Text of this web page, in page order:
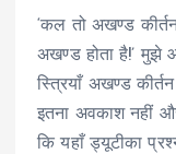
‘कल तो अखण्ड
अखण्ड होता है!’ मुझे
स्त्रियाँ अखण्ड
इतना अवकाश नहीं
कि यहाँ ड्यूटीका